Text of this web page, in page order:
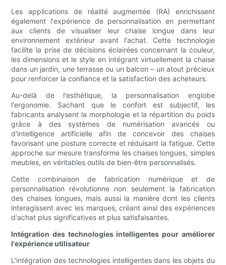
Les applications de réalité augmentée (RA) enrichissent
également l'expérience de personnalisation en permettant
aux clients de visualiser leur chaise longue dans leur
environnement extérieur avant l'achat. Cette technologie
facilite la prise de décisions éclairées concernant la couleur,
les dimensions et le style en intégrant virtuellement la chaise
dans un jardin, une terrasse ou un balcon – un atout précieux
pour renforcer la confiance et la satisfaction des acheteurs.
Au-delà de l'esthétique, la personnalisation englobe
l'ergonomie. Sachant que le confort est subjectif, les
fabricants analysent la morphologie et la répartition du poids
grâce à des systèmes de numérisation avancés ou
d'intelligence artificielle afin de concevoir des chaises
favorisant une posture correcte et réduisant la fatigue. Cette
approche sur mesure transforme les chaises longues, simples
meubles, en véritables outils de bien-être personnalisés.
Cette combinaison de fabrication numérique et de
personnalisation révolutionne non seulement la fabrication
des chaises longues, mais aussi la manière dont les clients
interagissent avec les marques, créant ainsi des expériences
d'achat plus significatives et plus satisfaisantes.
Intégration des technologies intelligentes pour améliorer
l'expérience utilisateur
L'intégration des technologies intelligentes dans les objets du